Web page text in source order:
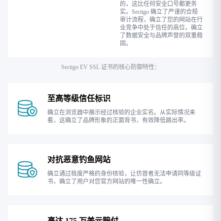
的，这比任何安全口号都更务
实。Sectigo 确立了严谨的合规
审计流程，确立了您的网站在行
业竞争中处于信任的高位，确立
了数据安全与品牌声誉的双重稳
固。
Sectigo EV SSL 证书的核心防御特性：
至高等级信任标识
确立在浏览器中展示经过核验的企业实名。从实际情况来
看，这确立了品牌形象的正面背书，有效降低跳出率。
对抗恶意钓鱼网站
确立通过极度严格的身份核验，让仿冒者无法申请同等级证
书，确立了用户对您官方网站的唯一性确立。